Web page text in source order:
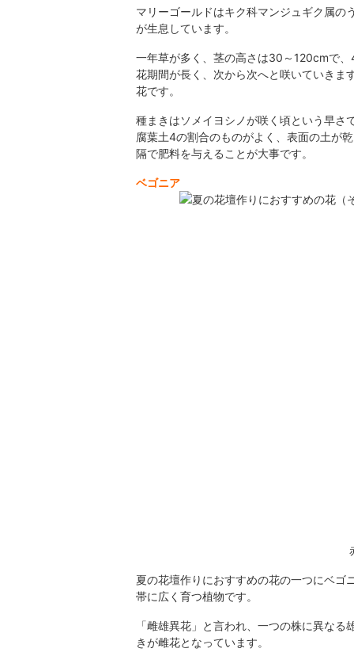
マリーゴールドはキク科マンジュギク属
が生息しています。
一年草が多く、茎の高さは30～120cmで
花期間が長く、次から次へと咲いていきま
花です。
種まきはソメイヨシノが咲く頃という早さ
腐葉土4の割合のものがよく、表面の土が
隔で肥料を与えることが大事です。
ベゴニア
夏の花壇作りにおすすめの花の一つにベゴ
帯に広く育つ植物です。
「雌雄異花」と言われ、一つの株に異な
きが雌花となっています。